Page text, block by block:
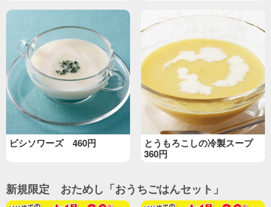
ビシソワーズ 460円
とうもろこしの冷製スープ
360円
新規限定 おためし「おうちごはんセット」